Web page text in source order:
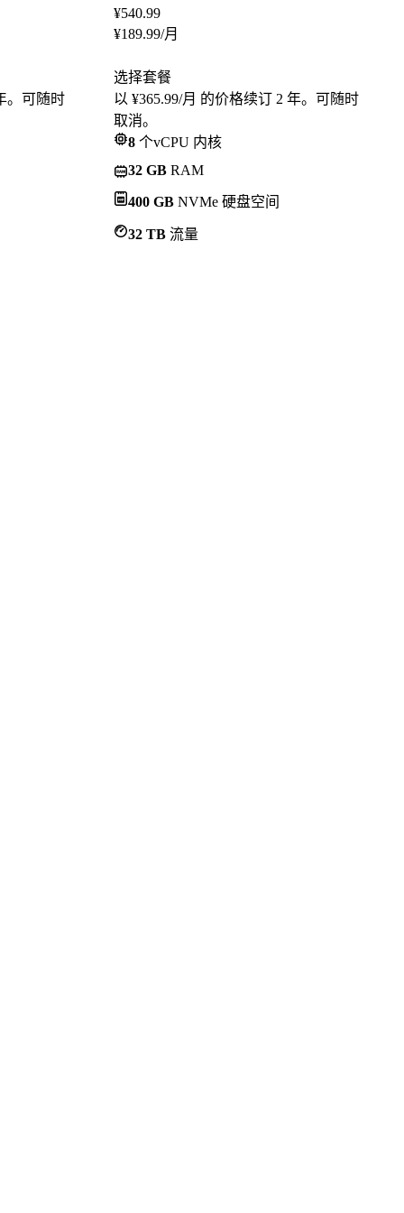
。可随时
¥540.99
¥189.99/月
选择套餐
以 ¥365.99/月 的价格续订 2 年。可随时
取消。
8 个vCPU 内核
32 GB RAM
400 GB NVMe 硬盘空间
32 TB 流量